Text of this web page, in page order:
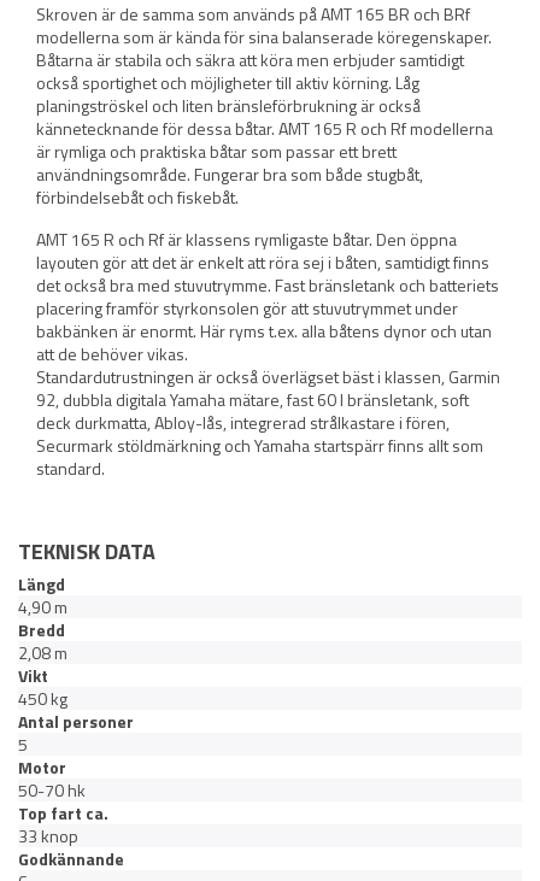
Skroven är de samma som används på AMT 165 BR och BRf
modellerna som är kända för sina balanserade köregenskaper.
Båtarna är stabila och säkra att köra men erbjuder samtidigt
också sportighet och möjligheter till aktiv körning. Låg
planingströskel och liten bränsleförbrukning är också
kännetecknande för dessa båtar. AMT 165 R och Rf modellerna
är rymliga och praktiska båtar som passar ett brett
användningsområde. Fungerar bra som både stugbåt,
förbindelsebåt och fiskebåt.
AMT 165 R och Rf är klassens rymligaste båtar. Den öppna
layouten gör att det är enkelt att röra sej i båten, samtidigt finns
det också bra med stuvutrymme. Fast bränsletank och batteriets
placering framför styrkonsolen gör att stuvutrymmet under
bakbänken är enormt. Här ryms t.ex. alla båtens dynor och utan
att de behöver vikas.
Standardutrustningen är också överlägset bäst i klassen, Garmin
92, dubbla digitala Yamaha mätare, fast 60 l bränsletank, soft
deck durkmatta, Abloy-lås, integrerad strålkastare i fören,
Securmark stöldmärkning och Yamaha startspärr finns allt som
standard.
TEKNISK DATA
Längd
4,90 m
Bredd
2,08 m
Vikt
450 kg
Antal personer
5
Motor
50-70 hk
Top fart ca.
33 knop
Godkännande